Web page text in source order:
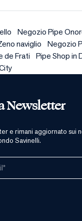
Negozio Pipe
naviglio
Negozio
de Frati
Pipe Shop in
Newsletter
e rimani aggiornato sui
Savinelli.